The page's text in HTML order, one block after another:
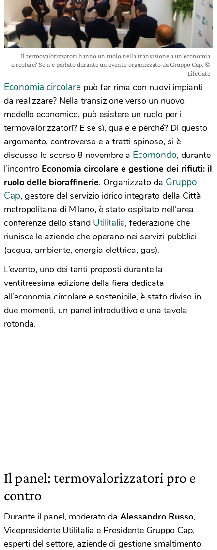
Il termovalorizzatori hanno un ruolo nella transizione a un'economia
circolare? Se n'è parlato durante un evento organizzato da Gruppo Cap. ©
LifeGate
Economia circolare può far rima con nuovi impianti
da realizzare? Nella transizione verso un nuovo
modello economico, può esistere un ruolo per i
termovalorizzatori? E se sì, quale e perché? Di questo
argomento, controverso e a tratti spinoso, si è
discusso lo scorso 8 novembre a Ecomondo, durante
l’incontro Economia circolare e gestione dei rifiuti: il
ruolo delle bioraffinerie. Organizzato da Gruppo
Cap, gestore del servizio idrico integrato della Città
metropolitana di Milano, è stato ospitato nell’area
conferenze dello stand Utilitalia, federazione che
riunisce le aziende che operano nei servizi pubblici
(acqua, ambiente, energia elettrica, gas).
L’evento, uno dei tanti proposti durante la
ventitreesima edizione della fiera dedicata
all’economia circolare e sostenibile, è stato diviso in
due momenti, un panel introduttivo e una tavola
rotonda.
Il panel: termovalorizzatori pro e
contro
Durante il panel, moderato da Alessandro Russo,
Vicepresidente Utilitalia e Presidente Gruppo Cap,
esperti del settore, aziende di gestione smaltimento